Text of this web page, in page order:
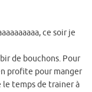
ce soir je
de bouchons. Pour
profite pour manger
temps de trainer à